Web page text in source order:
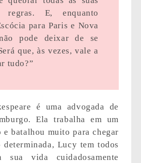
regras. E, enquanto
para Paris e Nova
pode deixar de se
que, às vezes, vale a
tudo?”
é uma advogada de
Ela trabalha em um
e batalhou muito para chegar
Lucy tem todos
sua vida cuidadosamente